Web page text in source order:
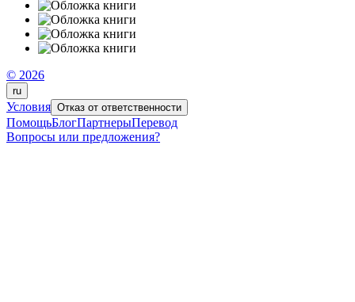
© 2026
ru
Условия Отказ от ответственности
ПомощьБлогПартнерыПеревод
Вопросы или предложения?